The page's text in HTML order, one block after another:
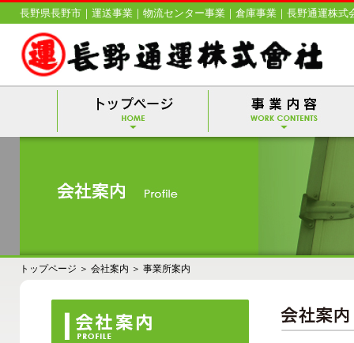
長野県長野市｜運送事業｜物流センター事業｜倉庫事業｜長野通運株式
トップページ ＞ 会社案内 ＞ 事業所案内